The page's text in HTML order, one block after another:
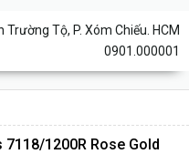
Trường Tộ, P. Xóm Chiếu. HCM
0901.000001
1200R Rose Gold